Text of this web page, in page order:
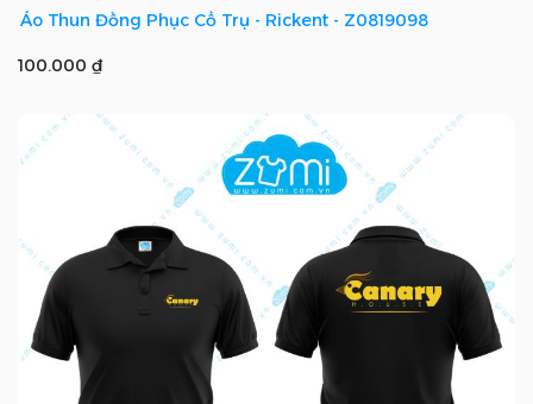
Áo Thun Đồng Phục Cổ Trụ - Rickent - Z0819098
100.000 ₫